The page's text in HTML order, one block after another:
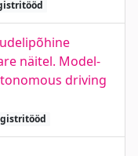
näitel. Model-
driving